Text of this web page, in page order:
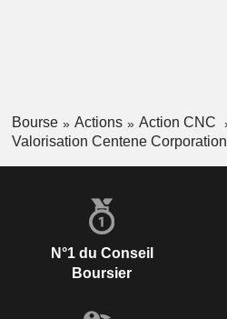
Bourse Actions
Action CNC
Valorisation Centene Corporation
N°1 du Conseil
Boursier